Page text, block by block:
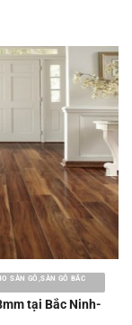
SÀN GỖ,SÀN GỖ BẮC
tại Bắc Ninh-